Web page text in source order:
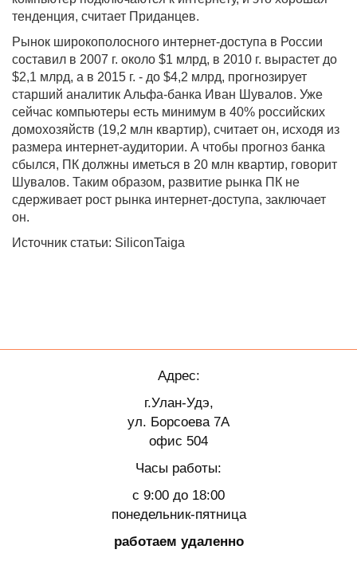
тенденция, считает Приданцев.
Рынок широкополосного интернет-доступа в России
составил в 2007 г. около $1 млрд, в 2010 г. вырастет до
$2,1 млрд, а в 2015 г. - до $4,2 млрд, прогнозирует
старший аналитик Альфа-банка Иван Шувалов. Уже
сейчас компьютеры есть минимум в 40% российских
домохозяйств (19,2 млн квартир), считает он, исходя из
размера интернет-аудитории. А чтобы прогноз банка
сбылся, ПК должны иметься в 20 млн квартир, говорит
Шувалов. Таким образом, развитие рынка ПК не
сдерживает рост рынка интернет-доступа, заключает
он.
Источник статьи: SiliconTaiga
Адрес:
г.Улан-Удэ,
ул. Борсоева 7А
офис 504
Часы работы:
с 9:00 до 18:00
понедельник-пятница
работаем удаленно